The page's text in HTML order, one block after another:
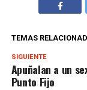
TEMAS
SIGUIENTE
Apuñalan a un
Punto Fijo